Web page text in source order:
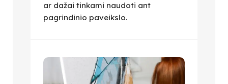
ar dažai tinkami naudoti ant
pagrindinio paveikslo.